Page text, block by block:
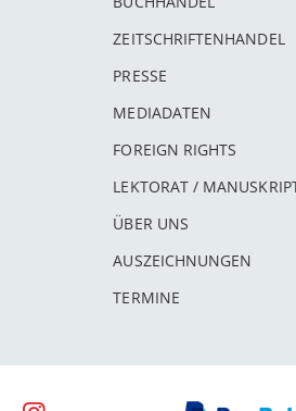
ZEITSCHRIFTENHANDEL
PRESSE
MEDIADATEN
FOREIGN RIGHTS
LEKTORAT /
ÜBER UNS
AUSZEICHNUNGEN
TERMINE